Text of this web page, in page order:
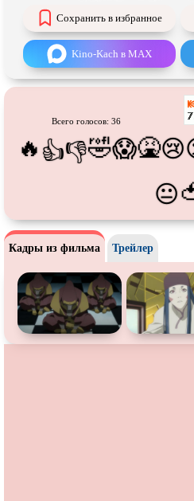
Про танцы
Про футбол
Про хоккей ифигурное
катание
Режиссёрская версия
Сверхспособности
Чёрная комедия
CAMRip
Сохранить в избранное
Kino-Kach в MAX
Всего голосов: 36
🔥 👍👎🤣😱🤮😢
😐
Кадры из фильма Трейлер